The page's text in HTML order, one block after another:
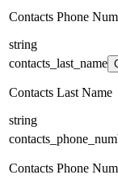
Contacts Phone
string
contacts_last_name
Contacts Last Name
string
Contacts Phone